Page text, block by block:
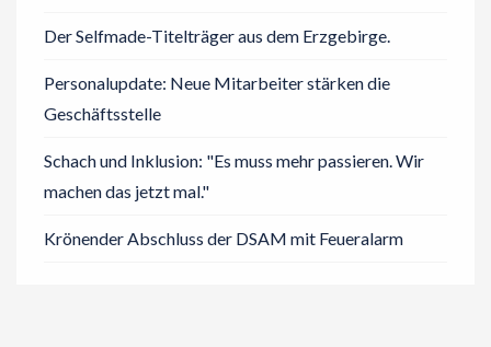
Der Selfmade-Titelträger aus dem Erzgebirge.
Personalupdate: Neue Mitarbeiter stärken die
Geschäftsstelle
Schach und Inklusion: "Es muss mehr passieren. Wir
machen das jetzt mal."
Krönender Abschluss der DSAM mit Feueralarm